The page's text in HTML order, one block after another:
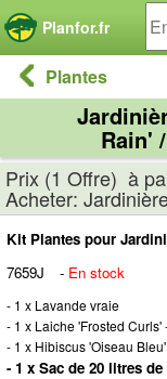
Planfor.fr
Plantes
Rain'
Prix (1 Offre) à
Acheter:
Kit Plantes pour
7659J
- En stock
- 1 x Lavande vraie
- 1 x Laiche 'Frosted
- 1 x Hibiscus 'Oiseau Bleu'
- 1 x Sac de 20 litres
Panneau de gestion des